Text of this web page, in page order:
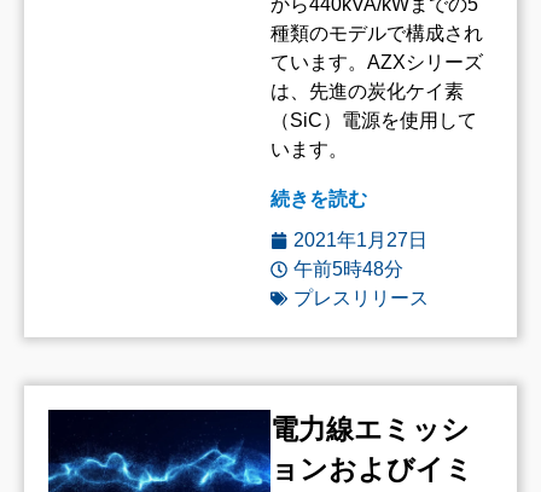
から440kVA/kWまでの5
種類のモデルで構成され
ています。AZXシリーズ
は、先進の炭化ケイ素
（SiC）電源を使用して
います。
続きを読む
2021年1月27日
午前5時48分
プレスリリース
電力線エミッシ
ョンおよびイミ